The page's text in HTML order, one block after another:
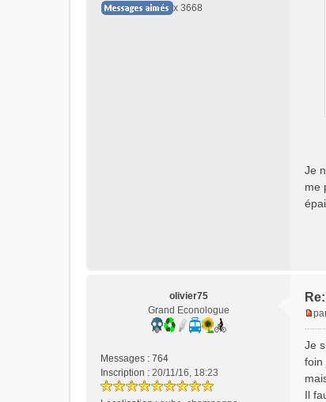
x 3668
Je
me
olivier75
Grand Econologue
Messages : 764
Inscription : 20/11/16, 18:23
s
s
a
g
Je
foin
Il